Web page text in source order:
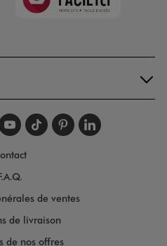
sur
nous sur
nous sur
Suivez-nous
Suivez-nous
Suivez-
de ventes
de livraison
de nos offres